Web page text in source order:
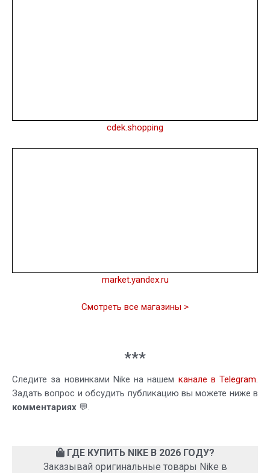
cdek.shopping
market.yandex.ru
Смотреть все магазины >
***
Следите за новинками Nike на нашем канале в Telegram.
Задать вопрос и обсудить публикацию вы можете ниже в
комментариях 💬.
ГДЕ КУПИТЬ NIKE В 2026 ГОДУ?
Заказывай оригинальные товары Nike в